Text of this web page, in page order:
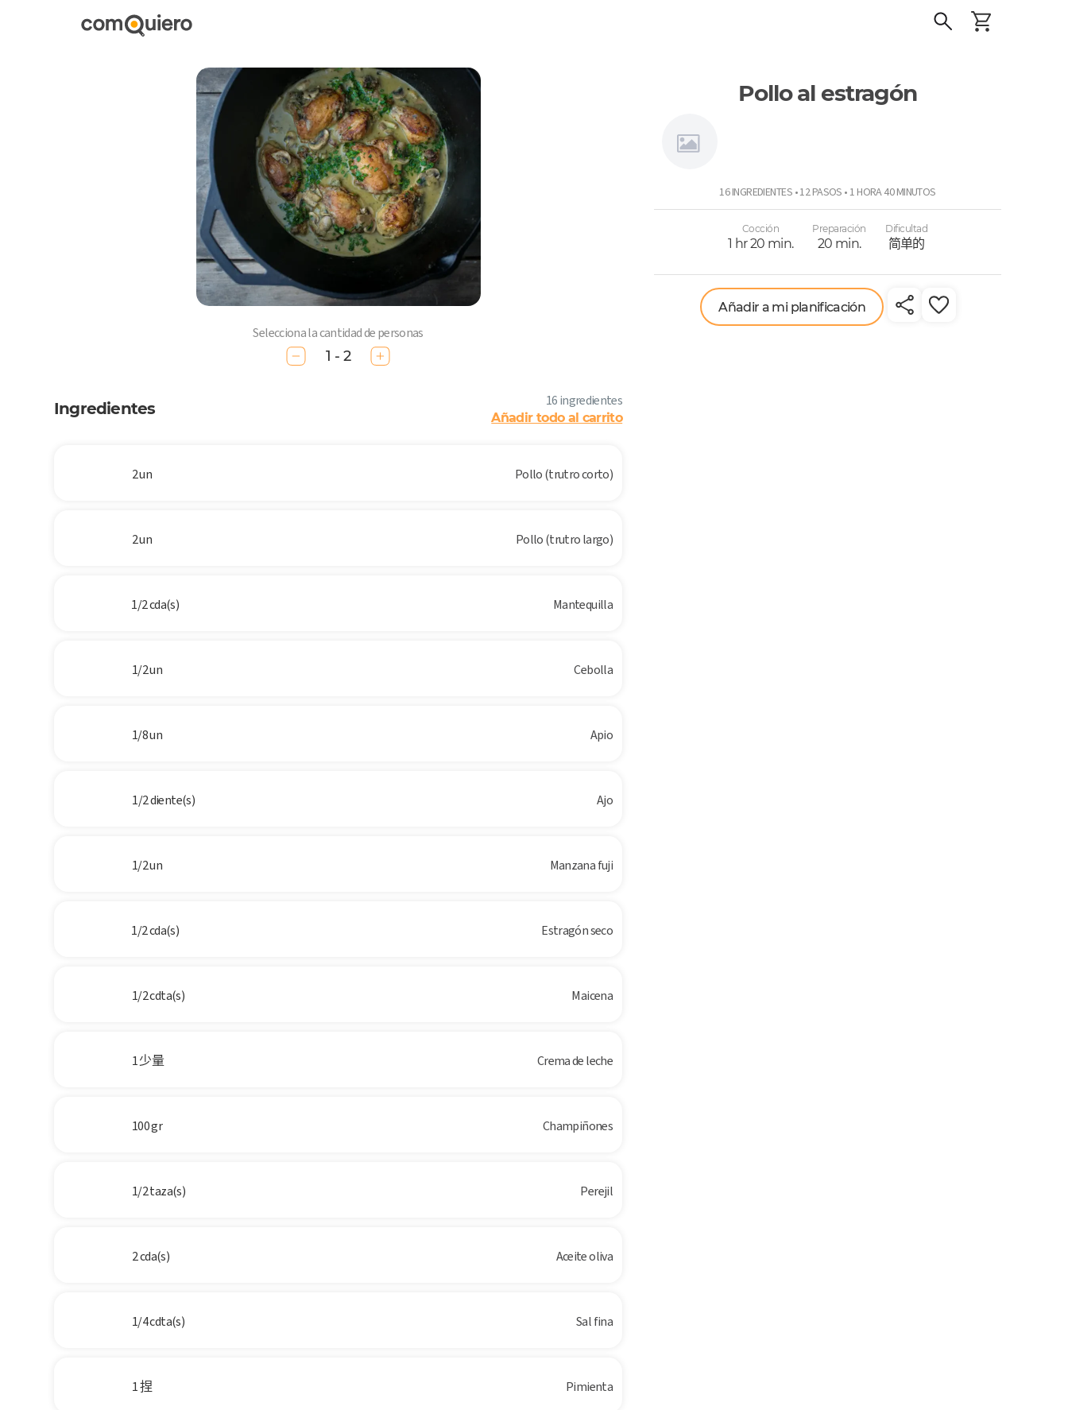
Pollo al estragón
16 INGREDIENTES • 12 PASOS • 1 HORA 40 MINUTOS
Cocción
1 hr 20 min.
Preparación
20 min.
Dificultad
简单的
Añadir a mi planificación
Selecciona la cantidad de personas
1 - 2
Ingredientes 16 ingredientes
Añadir todo al carrito
2 un Pollo (trutro corto)
2 un Pollo (trutro largo)
1/2 cda(s) Mantequilla
1/2 un Cebolla
1/8 un Apio
1/2 diente(s) Ajo
1/2 un Manzana fuji
1/2 cda(s) Estragón seco
1/2 cdta(s) Maicena
1 少量 Crema de leche
100 gr Champiñones
1/2 taza(s) Perejil
2 cda(s) Aceite oliva
1/4 cdta(s) Sal fina
1 捏 Pimienta